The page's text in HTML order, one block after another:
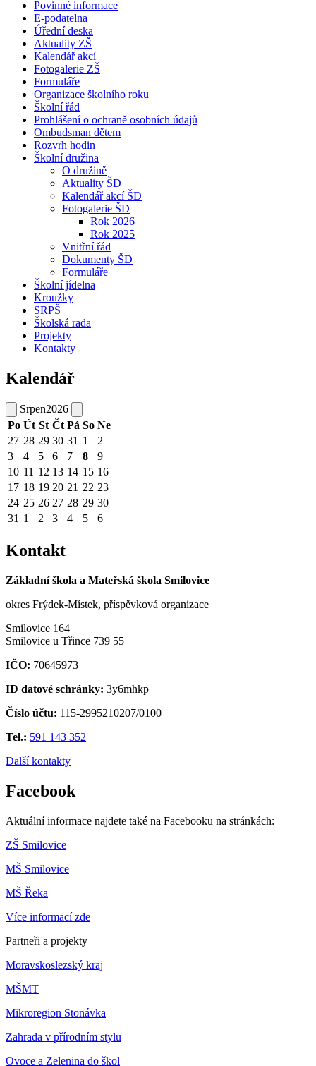
Povinné informace
E-podatelna
Úřední deska
Aktuality ZŠ
Kalendář akcí
Fotogalerie ZŠ
Formuláře
Organizace školního roku
Školní řád
Prohlášení o ochraně osobních údajů
Ombudsman dětem
Rozvrh hodin
Školní družina
O družině
Aktuality ŠD
Kalendář akcí ŠD
Fotogalerie ŠD
Rok 2026
Rok 2025
Vnitřní řád
Dokumenty ŠD
Formuláře
Školní jídelna
Kroužky
SRPŠ
Školská rada
Projekty
Kontakty
Kalendář
Srpen2026
Po Út St Čt Pá So Ne
27 28 29 30 31 1
2
3
4 5 6 7 8
9
10 11 12 13 14 15 16
17 18 19 20 21 22 23
24 25 26 27 28 29 30
31 1 2 3 4 5 6
Kontakt
Základní škola a Mateřská škola Smilovice
okres Frýdek-Místek, příspěvková organizace
Smilovice 164
Smilovice u Třince 739 55
IČO: 70645973
ID datové schránky: 3y6mhkp
Číslo účtu: 115-2995210207/0100
Tel.: 591 143 352
Další kontakty
Facebook
Aktuální informace najdete také na Facebooku na stránkách:
ZŠ Smilovice
MŠ Smilovice
MŠ Řeka
Více informací zde
Partneři a projekty
Moravskoslezský kraj
MŠMT
Mikroregion Stonávka
Zahrada v přírodním stylu
Ovoce a Zelenina do škol